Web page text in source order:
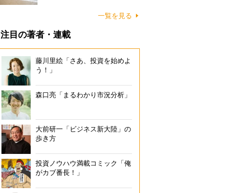
一覧を見る
注目の著者・連載
藤川里絵「さあ、投資を始めよ
う！」
森口亮「まるわかり市況分析」
大前研一「ビジネス新大陸」の
歩き方
投資ノウハウ満載コミック「俺
がカブ番長！」